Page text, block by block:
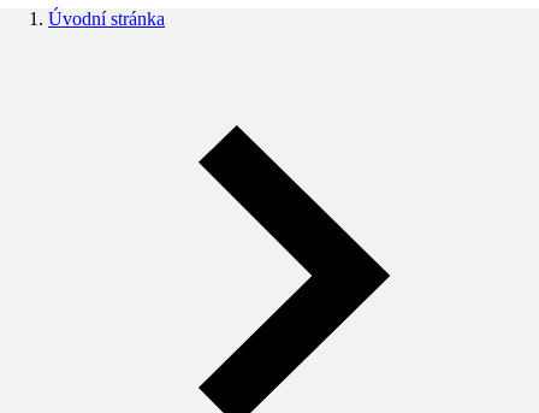
Úvodní stránka